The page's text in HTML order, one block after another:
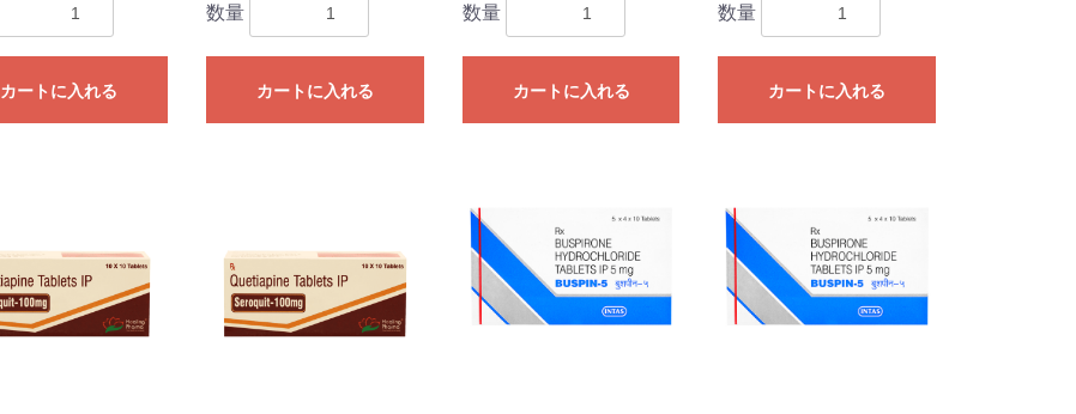
カートに入れる
数量
カートに入れる
数量
カートに入れる
数量
カートに入れる